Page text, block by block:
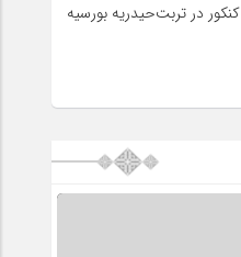
رتبه‌های زیر ۱۰۰۰ کنکور در تربت‌حیدریه بورسیه